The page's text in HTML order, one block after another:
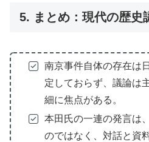
5. まとめ：現代の歴史
南京事件自体の存在は
定しておらず、議論は
細に焦点がある。
本田氏の一連の発言は
のではなく、対話と資